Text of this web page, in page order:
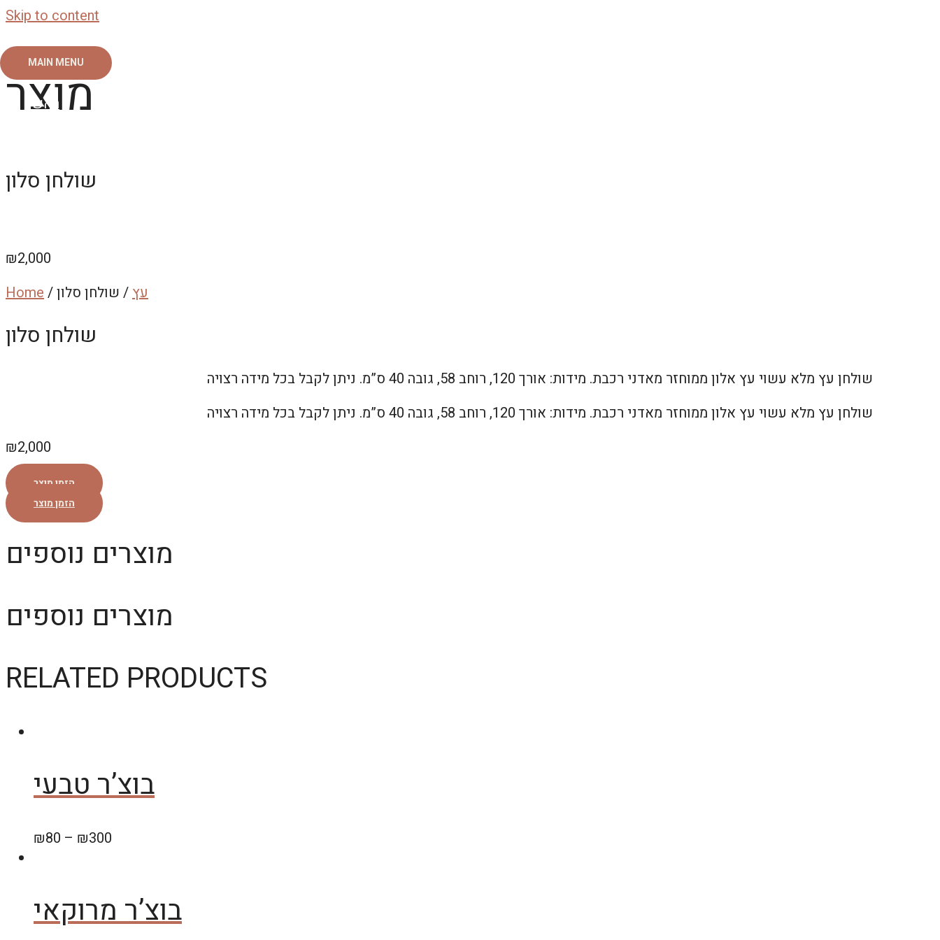
Skip to content
MAIN MENU
ראשי
מוצר
שולחן סלון
₪2,000
Home/ עץ/ שולחן סלון
שולחן סלון
שולחן עץ מלא עשוי עץ אלון ממוחזר מאדני רכבת. מידות: אורך 120, רוחב 58, גובה 40 ס”מ. ניתן לקבל בכל מידה רצויה
שולחן עץ מלא עשוי עץ אלון ממוחזר מאדני רכבת. מידות: אורך 120, רוחב 58, גובה 40 ס”מ. ניתן לקבל בכל מידה רצויה
₪2,000
הזמן מוצר
הזמן מוצר
מוצרים נוספים
מוצרים נוספים
RELATED PRODUCTS
בוצ’ר טבעי
₪80 – ₪300
בוצ’ר מרוקאי